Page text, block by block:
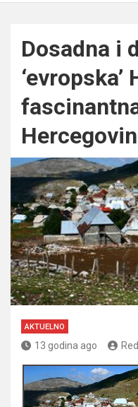
Dosadna i
AKTUELNO
13 godina ago